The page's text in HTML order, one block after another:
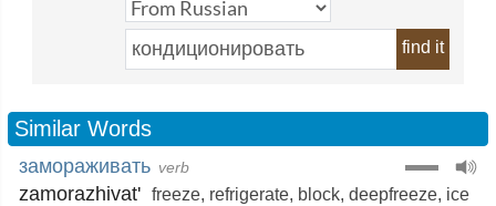
find it
Similar Words
замораживать verb
zamorazhivat' freeze, refrigerate, block, deepfreeze, ice